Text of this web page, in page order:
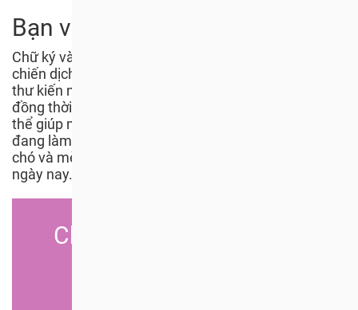
Bạn vẫn chưa ký tên?
Chữ ký và sự ủng hộ của bạn rất quan trọng đối với
chiến dịch #ProtectMillions và nếu bạn chưa ký vào
thư kiến nghị thì bạn vẫn có thể ký ngay bây giờ,
đồng thời, bằng cách chia sẻ hoạt động này, bạn có
thể giúp nâng cao nhận thức về công việc chúng tôi
đang làm và cho thế giới thấy rằng nạn buôn bán thịt
chó và mèo không phải là một phần của Việt Nam
ngày nay.
Chấm dứt buôn bán thịt